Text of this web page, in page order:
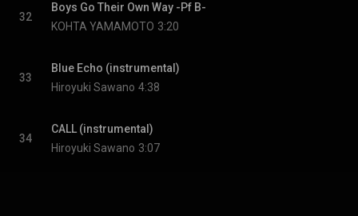
32
Boys Go Their Own Way -Pf B-
KOHTA YAMAMOTO 3:20
33
Blue Echo (instrumental)
Hiroyuki Sawano 4:38
34
CALL (instrumental)
Hiroyuki Sawano 3:07